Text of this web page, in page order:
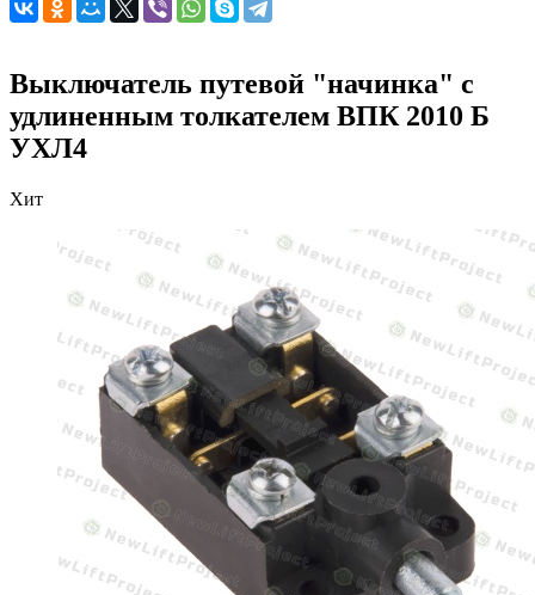
Выключатель путевой "начинка" с
удлиненным толкателем ВПК 2010 Б
УХЛ4
Хит